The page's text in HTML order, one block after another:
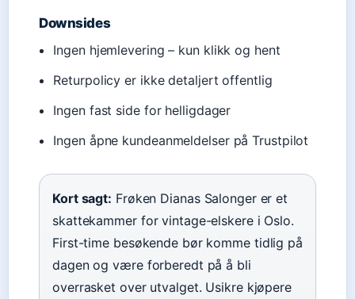
Downsides
Ingen hjemlevering – kun klikk og hent
Returpolicy er ikke detaljert offentlig
Ingen fast side for helligdager
Ingen åpne kundeanmeldelser på Trustpilot
Kort sagt: Frøken Dianas Salonger er et
skattekammer for vintage-elskere i Oslo.
First-time besøkende bør komme tidlig på
dagen og være forberedt på å bli
overrasket over utvalget. Usikre kjøpere